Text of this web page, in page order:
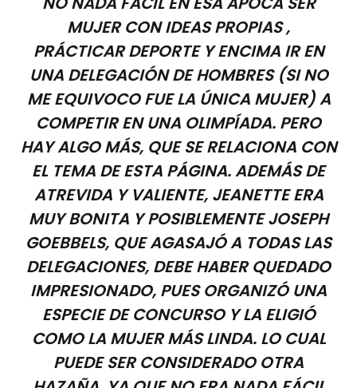
MUJER CON IDEAS PROPIAS ,
PRÁCTICAR DEPORTE Y ENCIMA IR EN
UNA DELEGACIÓN DE HOMBRES (SI NO
ME EQUIVOCO FUE LA ÚNICA MUJER) A
COMPETIR EN UNA OLIMPÍADA. PERO
HAY ALGO MÁS, QUE SE RELACIONA CON
EL TEMA DE ESTA PÁGINA. ADEMÁS DE
ATREVIDA Y VALIENTE, JEANETTE ERA
MUY BONITA Y POSIBLEMENTE JOSEPH
GOEBBELS, QUE AGASAJÓ A TODAS LAS
DELEGACIONES, DEBE HABER QUEDADO
IMPRESIONADO, PUES ORGANIZÓ UNA
ESPECIE DE CONCURSO Y LA ELIGIÓ
COMO LA MUJER MÁS LINDA. LO CUAL
PUEDE SER CONSIDERADO OTRA